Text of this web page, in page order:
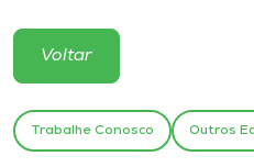
Atendimento ao Estudante
Portal de Ensino
Voltar
Trabalhe Conosco Outros